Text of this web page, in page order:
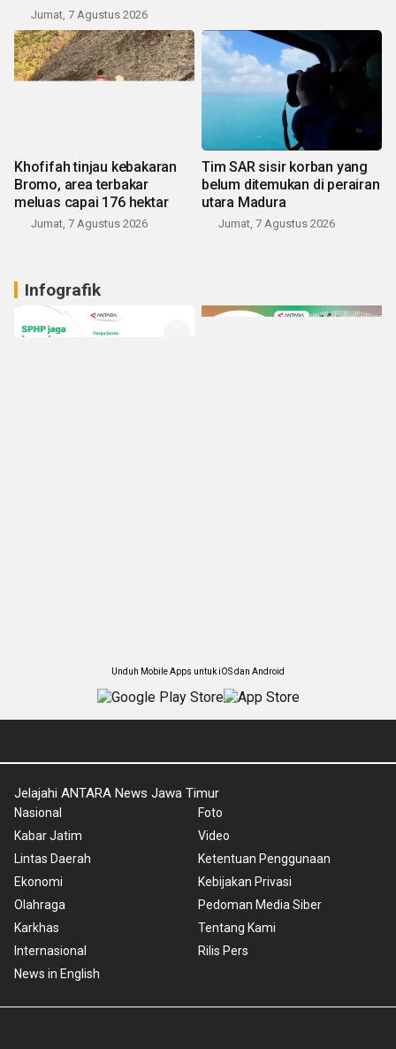
Jumat, 7 Agustus 2026
Khofifah tinjau kebakaran
Bromo, area terbakar
meluas capai 176 hektar
Jumat, 7 Agustus 2026
Tim SAR sisir korban yang
belum ditemukan di perairan
utara Madura
Jumat, 7 Agustus 2026
Infografik
Unduh Mobile Apps untuk iOS dan Android
Jelajahi ANTARA News Jawa Timur
Nasional
Kabar Jatim
Lintas Daerah
Ekonomi
Olahraga
Karkhas
Internasional
News in English
Foto
Video
Ketentuan Penggunaan
Kebijakan Privasi
Pedoman Media Siber
Tentang Kami
Rilis Pers